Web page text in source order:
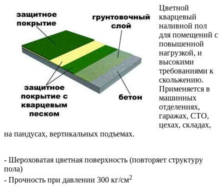
Цветной
кварцевый
наливной пол
для помещений с
повышенной
нагрузкой, и
высокими
требованиями к
скольжению.
Применяется в
машинных
отделениях,
гаражах, СТО,
цехах, складах,
на пандусах, вертикальных подъемах.
- Шероховатая цветная поверхность (повторяет структуру
пола)
- Прочность при давлении 300 кг/см2